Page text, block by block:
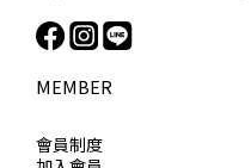
MEMBER
會員制度